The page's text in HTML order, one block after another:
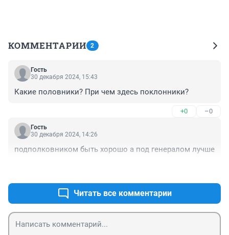
КОММЕНТАРИИ 2
Гость
30 декабря 2024, 15:43
Какие половники? При чем здесь поклонники?
+0 –0
Гость
30 декабря 2024, 14:26
подполковником быть хорошо а под генералом лучше
Читать все комментарии